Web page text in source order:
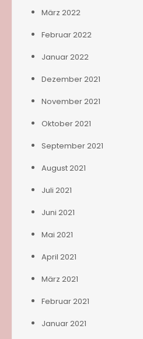
März 2022
Februar 2022
Januar 2022
Dezember 2021
November 2021
Oktober 2021
September 2021
August 2021
Juli 2021
Juni 2021
Mai 2021
April 2021
März 2021
Februar 2021
Januar 2021